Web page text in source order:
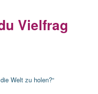
Vielfrag
Welt zu holen?“